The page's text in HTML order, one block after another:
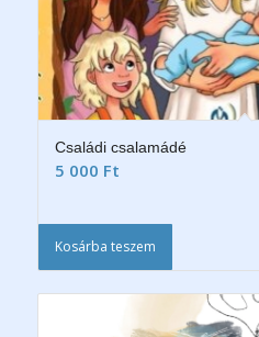
Családi csalamádé
5 000 Ft
Kosárba teszem